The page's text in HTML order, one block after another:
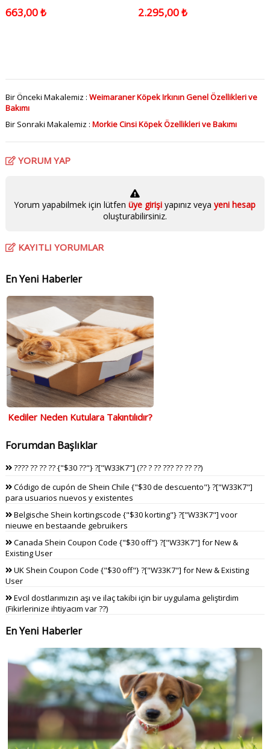
2x35-45 Cm
663,00 ₺ 2.295,00 ₺
Bir Önceki Makalemiz : Weimaraner Köpek Irkının Genel Özellikleri ve
Bakımı
Bir Sonraki Makalemiz : Morkie Cinsi Köpek Özellikleri ve Bakımı
YORUM YAP
Yorum yapabilmek için lütfenüye girişiyapınız veya yeni hesap
oluşturabilirsiniz.
KAYITLI YORUMLAR
En Yeni Haberler
Kediler Neden Kutulara Takıntılıdır?
Forumdan Başlıklar
???? ?? ?? ?? {"$30 ??"} ?["W33K7"] (?? ? ?? ??? ?? ?? ??)
Código de cupón de Shein Chile {"$30 de descuento"} ?["W33K7"]
para usuarios nuevos y existentes
Belgische Shein kortingscode {"$30 korting"} ?["W33K7"] voor
nieuwe en bestaande gebruikers
Canada Shein Coupon Code {"$30 off"} ?["W33K7"] for New &
Existing User
UK Shein Coupon Code {"$30 off"} ?["W33K7"] for New & Existing
User
Evcil dostlarımızın aşı ve ilaç takibi için bir uygulama geliştirdim
(Fikirlerinize ihtiyacım var ??)
En Yeni Haberler